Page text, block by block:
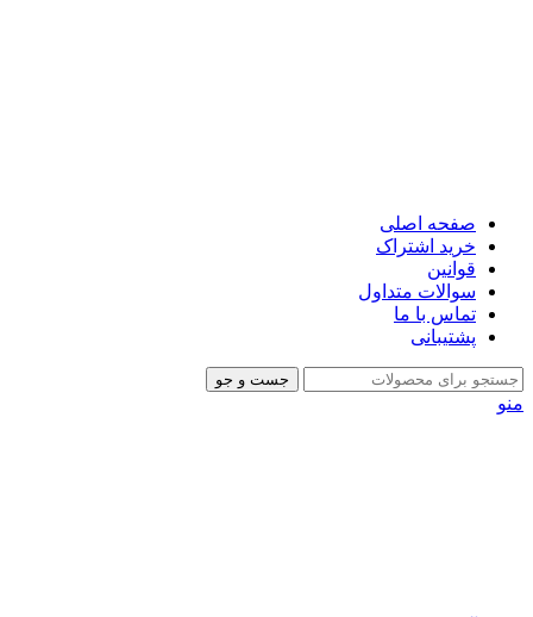
صفحه اصلی
خرید اشتراک
قوانین
سوالات متداول
تماس با ما
پشتیبانی
جست و جو
منو